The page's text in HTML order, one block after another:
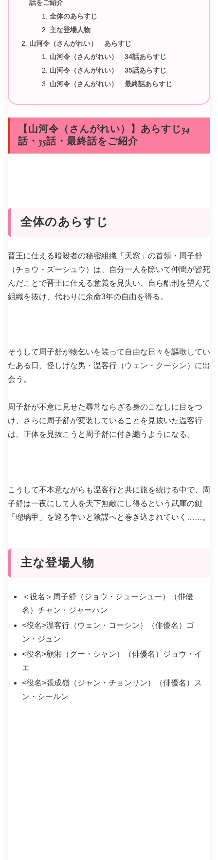
話をご紹介
全体のあらすじ
主な登場人物
山河令（さんがれい） あらすじ
山河令（さんがれい） 34話あらすじ
山河令（さんがれい） 35話あらすじ
山河令（さんがれい） 最終話あらすじ
【山河令（さんがれい）】あらすじ34
話・35話・最終話をご紹介
全体のあらすじ
晋王に仕える暗殺者の秘密組織「天窓」の首領・周子舒
（チョウ・ズーシュウ）は、自分一人を除いて仲間が皆死
んだことで晋王に仕える意義を見失い、自ら酷刑を望んで
組織を抜け、代わりに余命3年の自由を得る。
そうして周子舒が物乞いを装って自由な日々を謳歌してい
たある日、怪しげな男・温客行（ウェン・クーシン）に出
会う。
周子舒が不意に見せた尋常ならざる身のこなしに目をつ
け、さらに周子舒が変装していることを見抜いた温客行
は、正体を見抜こうと周子舒に付き纏うようになる。
こうして不本意ながらも温客行と共に旅を続ける中で、周
子舒は一夜にして人を天下無敵にし得るという武庫の鍵
「瑠璃甲」を巡る争いと陰謀へと巻き込まれていく……。
主な登場人物
＜役名＞周子舒（ジョウ・ジューシュー）（俳優
名）チャン・ジャーハン
<役名>温客行（ウェン・コーシン）（俳優名）ゴ
ン・ジュン
<役名>顧湘（グー・シャン）（俳優名）ジョウ・イ
エ
<役名>張成嶺（ジャン・チョンリン）（俳優名）ス
ン・シールン